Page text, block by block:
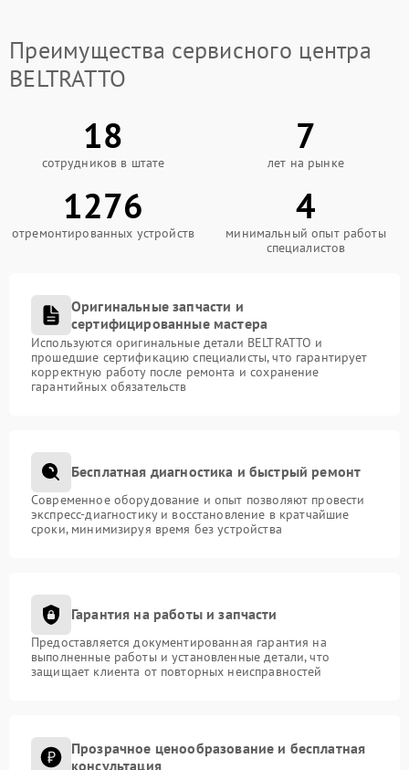
Преимущества сервисного центра
BELTRATTO
18
сотрудников в штате
7
лет на рынке
1276
отремонтированных устройств
4
минимальный опыт работы
специалистов
Оригинальные запчасти и
сертифицированные мастера
Используются оригинальные детали BELTRATTO и
прошедшие сертификацию специалисты, что гарантирует
корректную работу после ремонта и сохранение
гарантийных обязательств
Бесплатная диагностика и быстрый ремонт
Современное оборудование и опыт позволяют провести
экспресс-диагностику и восстановление в кратчайшие
сроки, минимизируя время без устройства
Гарантия на работы и запчасти
Предоставляется документированная гарантия на
выполненные работы и установленные детали, что
защищает клиента от повторных неисправностей
Прозрачное ценообразование и бесплатная
консультация